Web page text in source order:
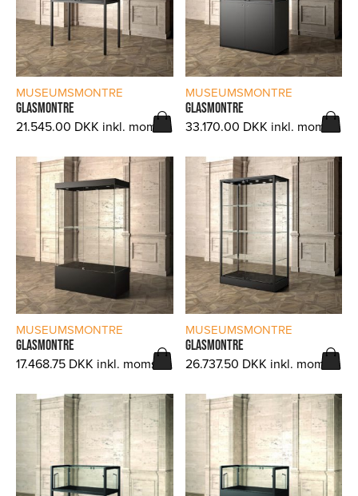
LÆS MERE
MUSEUMSMONTRE
GLASMONTRE
21.545.00 DKK inkl. moms.
LÆS MERE
MUSEUMSMONTRE
GLASMONTRE
33.170.00 DKK inkl. moms.
LÆS MERE
MUSEUMSMONTRE
GLASMONTRE
17.468.75 DKK inkl. moms.
LÆS MERE
MUSEUMSMONTRE
GLASMONTRE
26.737.50 DKK inkl. moms.